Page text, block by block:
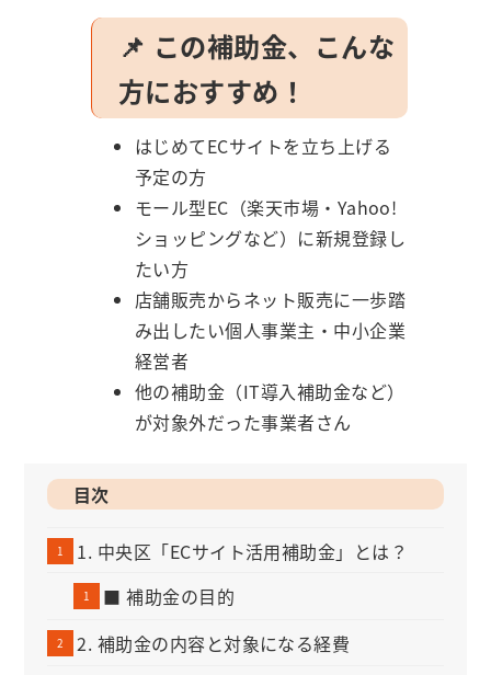
📌 この補助金、こんな
方におすすめ！
はじめてECサイトを立ち上げる
予定の方
モール型EC（楽天市場・Yahoo!
ショッピングなど）に新規登録し
たい方
店舗販売からネット販売に一歩踏
み出したい個人事業主・中小企業
経営者
他の補助金（IT導入補助金など）
が対象外だった事業者さん
目次
1. 中央区「ECサイト活用補助金」とは？
■ 補助金の目的
2. 補助金の内容と対象になる経費